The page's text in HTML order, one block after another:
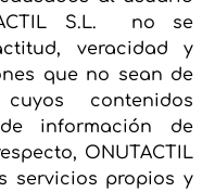
S.L. no se
veracidad y
que no sean de
contenidos
información de
ONUTACTIL
servicios propios y